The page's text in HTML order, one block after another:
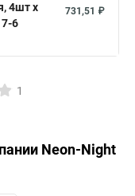
4шт х
6
731,51 ₽
1
Neon-Night